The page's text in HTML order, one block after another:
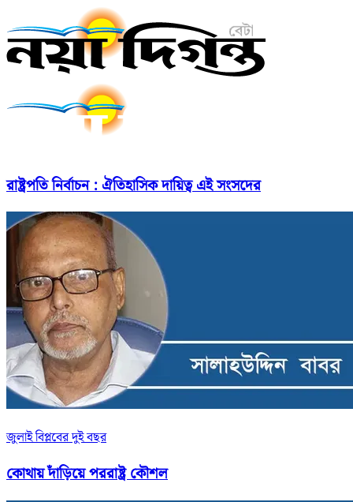
রাষ্ট্রপতি নির্বাচন : ঐতিহাসিক দায়িত্ব এই সংসদের
জুলাই বিপ্লবের দুই বছর
কোথায় দাঁড়িয়ে পররাষ্ট্র কৌশল